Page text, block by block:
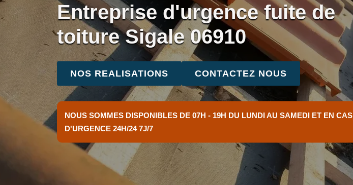
Entreprise d'urgence fuite de
toiture Sigale 06910
NOS REALISATIONS CONTACTEZ NOUS
NOUS SOMMES DISPONIBLES DE 07H - 19H DU LUNDI AU SAMEDI ET EN CAS
D'URGENCE 24H/24 7J/7